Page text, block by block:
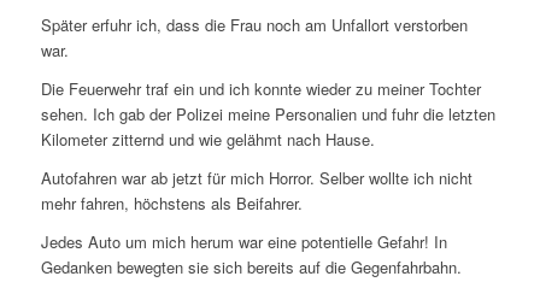
Später erfuhr ich, dass die Frau noch am Unfallort verstorben
war.
Die Feuerwehr traf ein und ich konnte wieder zu meiner Tochter
sehen. Ich gab der Polizei meine Personalien und fuhr die letzten
Kilometer zitternd und wie gelähmt nach Hause.
Autofahren war ab jetzt für mich Horror. Selber wollte ich nicht
mehr fahren, höchstens als Beifahrer.
Jedes Auto um mich herum war eine potentielle Gefahr! In
Gedanken bewegten sie sich bereits auf die Gegenfahrbahn.